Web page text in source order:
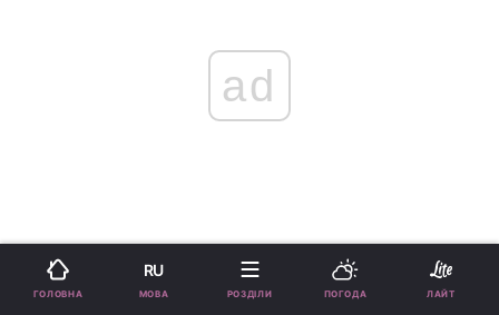
ad
Стрілець
ГОЛОВНА
RU
МОВА РОЗДІЛИ ПОГОДА ЛАЙТ